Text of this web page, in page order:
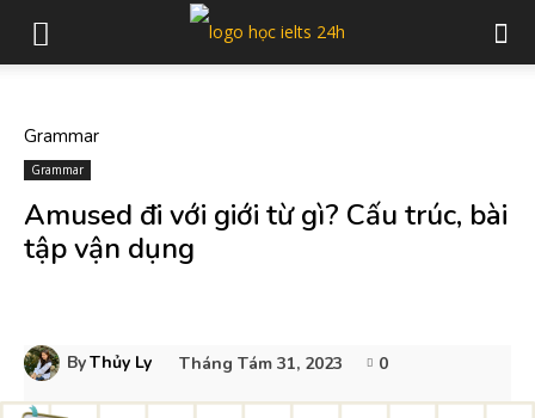
Grammar
Grammar
Amused đi với giới từ gì? Cấu trúc, bài
tập vận dụng
ByThủy Ly Tháng Tám 31, 2023 0